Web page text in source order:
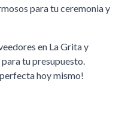
para tu ceremonia y
en La Gritay
tu presupuesto.
hoy mismo!